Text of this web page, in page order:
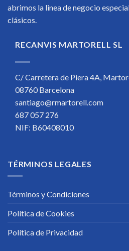
abrimos la linea de negocio
clásicos.
RECANVIS MARTORELL SL
C/ Carretera de Piera 4A,
08760 Barcelona
santiago@rmartorell.com
687 057 276
NIF: B60408010
TÉRMINOS LEGALES
Términos y Condiciones
Política de Cookies
Política de Privacidad